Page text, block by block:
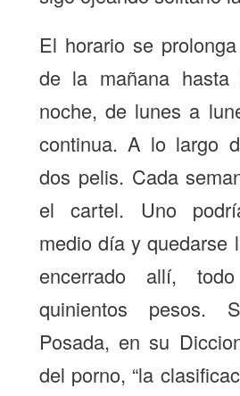
El horario se
de la mañana
noche, de lunes a
continua. A lo largo
dos pelis. Cada
el cartel. Uno
medio día y quedarse
encerrado allí,
quinientos pesos.
Posada, en su
del porno, “la